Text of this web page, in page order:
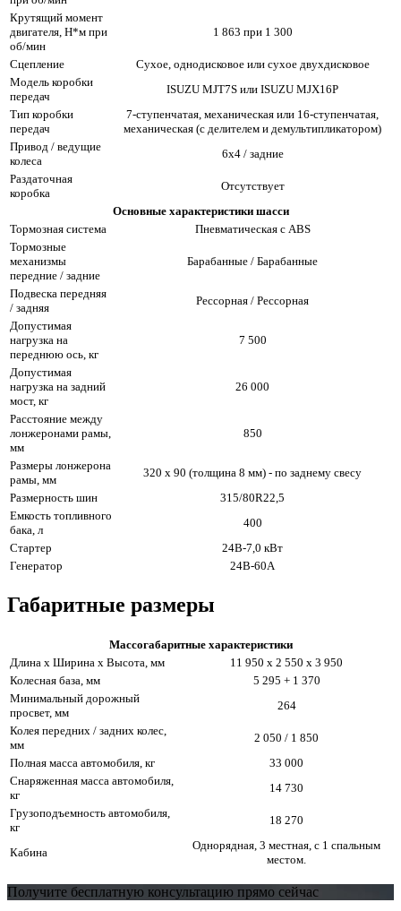
Крутящий момент
двигателя, Н*м при
об/мин
1 863 при 1 300
Сцепление
Сухое, однодисковое или сухое двухдисковое
Модель коробки
передач
ISUZU MJT7S или ISUZU MJX16P
Тип коробки
передач
7-ступенчатая, механическая или 16-ступенчатая,
механическая (с делителем и демультипликатором)
Привод / ведущие
колеса
6х4 / задние
Раздаточная
коробка
Отсутствует
Основные характеристики шасси
Тормозная система
Пневматическая с ABS
Тормозные
механизмы
передние / задние
Барабанные / Барабанные
Подвеска передняя
/ задняя
Рессорная / Рессорная
Допустимая
нагрузка на
переднюю ось, кг
7 500
Допустимая
нагрузка на задний
мост, кг
26 000
Расстояние между
лонжеронами рамы,
мм
850
Размеры лонжерона
рамы, мм
320 х 90 (толщина 8 мм) - по заднему свесу
Размерность шин
315/80R22,5
Емкость топливного
бака, л
400
Стартер
24В-7,0 кВт
Генератор
24В-60А
Габаритные размеры
Массогабаритные характеристики
Длина х Ширина х Высота, мм
11 950 х 2 550 х 3 950
Колесная база, мм
5 295 + 1 370
Минимальный дорожный
просвет, мм
264
Колея передних / задних колес,
мм
2 050 / 1 850
Полная масса автомобиля, кг
33 000
Снаряженная масса автомобиля,
кг
14 730
Грузоподъемность автомобиля,
кг
18 270
Кабина
Однорядная, 3 местная, с 1 спальным
местом.
Получите бесплатную консультацию прямо сейчас